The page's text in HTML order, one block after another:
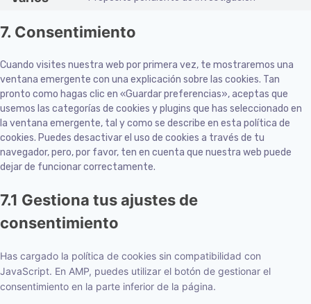
7. Consentimiento
Cuando visites nuestra web por primera vez, te mostraremos una
ventana emergente con una explicación sobre las cookies. Tan
pronto como hagas clic en «Guardar preferencias», aceptas que
usemos las categorías de cookies y plugins que has seleccionado en
la ventana emergente, tal y como se describe en esta política de
cookies. Puedes desactivar el uso de cookies a través de tu
navegador, pero, por favor, ten en cuenta que nuestra web puede
dejar de funcionar correctamente.
7.1 Gestiona tus ajustes de
consentimiento
Has cargado la política de cookies sin compatibilidad con
JavaScript. En AMP, puedes utilizar el botón de gestionar el
consentimiento en la parte inferior de la página.